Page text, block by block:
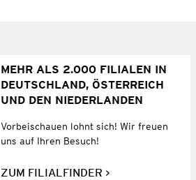
MEHR ALS 2.000 FILIALEN IN
DEUTSCHLAND, ÖSTERREICH
UND DEN NIEDERLANDEN
Vorbeischauen lohnt sich! Wir freuen
uns auf Ihren Besuch!
ZUM FILIALFINDER